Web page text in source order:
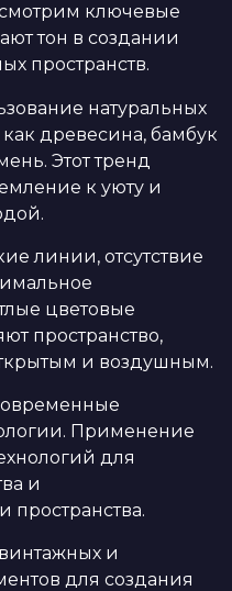
ключевые
тон в создании
пространств.
натуральных
как древесина, бамбук
Этот тренд
к уюту и
линии, отсутствие
цветовые
пространство,
и воздушным.
Применение
для
и
пространства.
и
для создания